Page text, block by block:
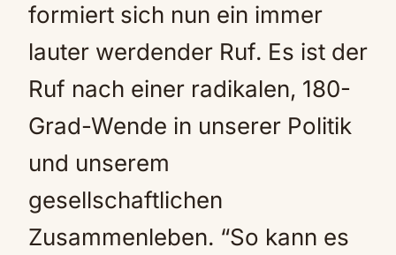
formiert sich nun ein immer
lauter werdender Ruf. Es ist der
Ruf nach einer radikalen, 180-
Grad-Wende in unserer Politik
und unserem
gesellschaftlichen
Zusammenleben. “So kann es